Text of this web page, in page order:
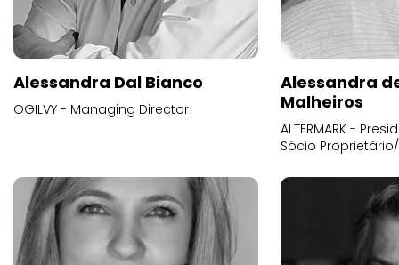
Alessandra Dal Bianco
OGILVY - Managing Director
Alessandra
Malheiros
ALTERMARK -
Sócio